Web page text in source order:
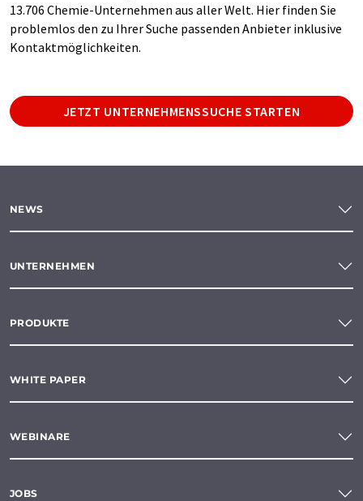
13.706 Chemie-Unternehmen aus aller Welt. Hier finden Sie
problemlos den zu Ihrer Suche passenden Anbieter inklusive
Kontaktmöglichkeiten.
JETZT UNTERNEHMENSSUCHE STARTEN
NEWS
UNTERNEHMEN
PRODUKTE
WHITE PAPER
WEBINARE
JOBS